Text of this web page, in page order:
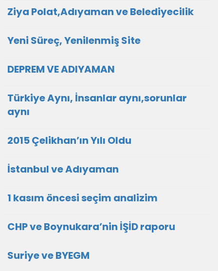
Ziya Polat,Adıyaman ve Belediyecilik
Yeni Süreç, Yenilenmiş Site
DEPREM VE ADIYAMAN
Türkiye Aynı, İnsanlar aynı,sorunlar
aynı
2015 Çelikhan’ın Yılı Oldu
İstanbul ve Adıyaman
1 kasım öncesi seçim analizim
CHP ve Boynukara’nin İŞİD raporu
Suriye ve BYEGM